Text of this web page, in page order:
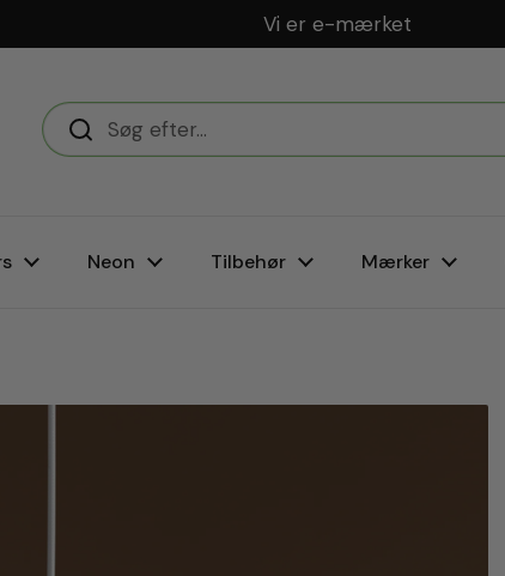
Dansk webshop
Neon Tilbehør Mærker